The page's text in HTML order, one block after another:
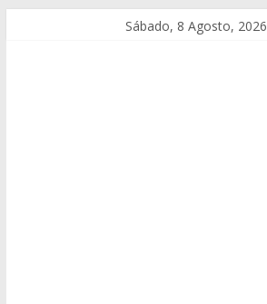
Sábado, 8 Agosto, 2026